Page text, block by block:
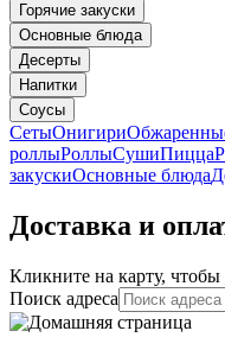
Горячие закуски
Основные блюда
Десерты
Напитки
Соусы
СетыОнигири
роллыРоллыСушиПицца
закускиОсновные блюда
Доставка и
Кликните на карту, чтобы
Поиск адреса